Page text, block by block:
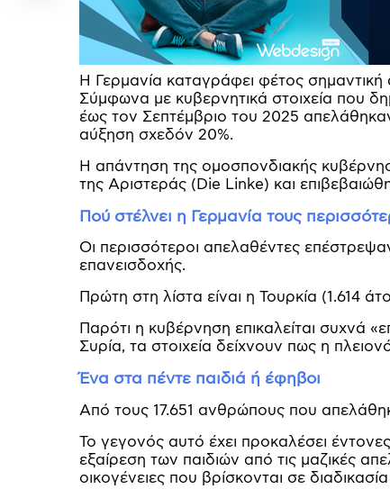
Η Γερμανία καταγράφει φέτος
Σύμφωνα με κυβερνητικά στοιχεία που
έως τον Σεπτέμβριο του 2025
αύξηση σχεδόν 20%.
Η απάντηση της ομοσπονδιακής
της Αριστεράς (Die Linke) και
Πού στέλνει η Γερμανία τους
Οι περισσότεροι απελαθέντες
επανεισδοχής.
Πρώτη στη λίστα είναι η Τουρκία (1.614
Παρότι η κυβέρνηση επικαλείται συχνά
Συρία, τα στοιχεία δείχνουν πως η
Ένα στα πέντε παιδιά ή έφηβοι
Από τους 17.651 ανθρώπους που
Το γεγονός αυτό έχει προκαλέσει
εξαίρεση των παιδιών από τις μαζικές
οικογένειες που βρίσκονται σε